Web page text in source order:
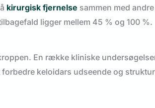
kirurgisk fjernelse sammen med andre
ligger mellem 45 % og 100 %.
En række kliniske
keloidars udseende og